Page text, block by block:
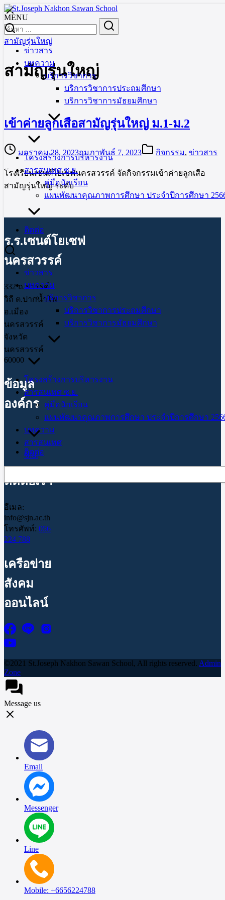
Skip
to
content
MENU
ข่าวสาร
บทความ
บริการวิชาการ
บริการวิชาการประถมศึกษา
บริการวิชาการมัธยมศึกษา
โครงสร้างการบริหารงาน
สารสนเทศ ซ.ย.
คู่มือนักเรียน
แผนพัฒนาคุณภาพการศึกษา ประจำปีการศึกษา 2566
ติดต่อ
ข่าวสาร
บทความ
บริการวิชาการ
บริการวิชาการประถมศึกษา
บริการวิชาการมัธยมศึกษา
โครงสร้างการบริหารงาน
สารสนเทศ ซ.ย.
คู่มือนักเรียน
แผนพัฒนาคุณภาพการศึกษา ประจำปีการศึกษา 2566
ติดต่อ
Search
for:
สามัญรุ่นใหญ่
สามัญรุ่นใหญ่
เข้าค่ายลูกเสือสามัญรุ่นใหญ่ ม.1-ม.2
มกราคม 28, 2023กุมภาพันธ์ 7, 2023 กิจกรรม, ข่าวสาร
โรงเรียนเซนต์โยเซฟนครสวรรค์ จัดกิจกรรมเข้าค่ายลูกเสือ
สามัญรุ่นใหญ่ ระดับ
ร.ร.เซนต์โยเซฟ
นครสวรรค์
332 ถ.สวรรค์
วิถี ต.ปากน้ำโพ
อ.เมือง
นครสวรรค์
จังหวัด
นครสวรรค์
60000
ข้อมูล
องค์กร
บทความ
สารสนเทศ
ซ.ย.
ติดต่อเรา
อีเมล:
info@sjn.ac.th
โทรศัพท์: 056
224 788
เครือข่าย
สังคม
ออนไลน์
©2021 St.Joseph Nakhon Sawan School, All rights reserved. Admin
Zone
Message us
Email
Messenger
Line
Mobile: +6656224788